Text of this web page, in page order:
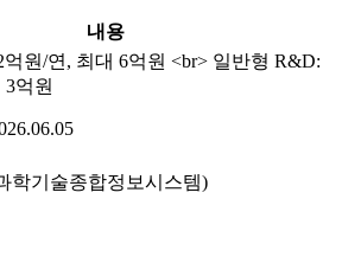
내용
원/연, 최대 6억원 <br> 일반형 R&D:
억원
학기술종합정보시스템)